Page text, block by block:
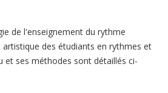
de l'enseignement du rythme
des étudiants en rythmes et
et ses méthodes sont détaillés ci-